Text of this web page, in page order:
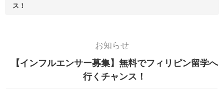
ス！
お知らせ
【インフルエンサー募集】無料でフィリピン留学へ
行くチャンス！